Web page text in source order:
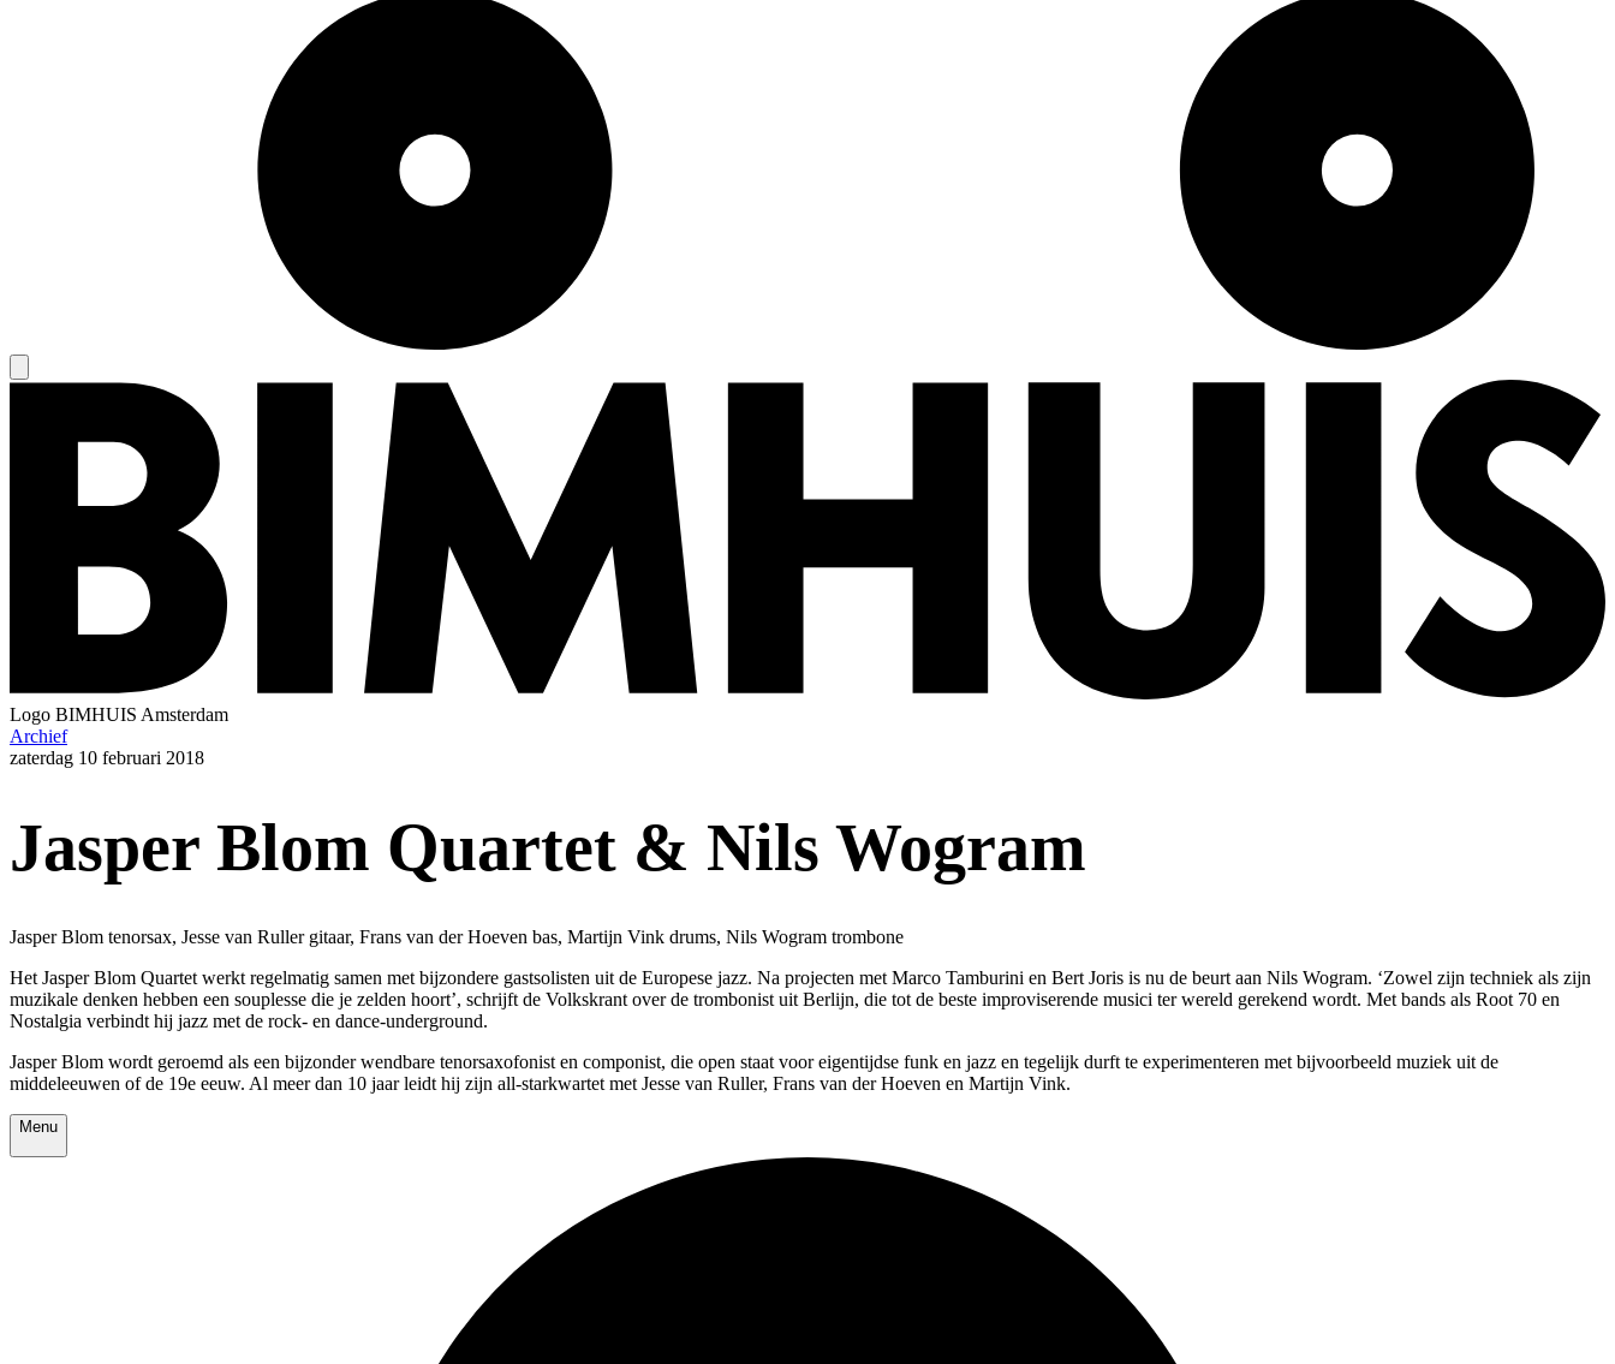
Logo BIMHUIS Amsterdam
Archief
zaterdag 10 februari 2018
Jasper Blom Quartet & Nils Wogram
Jasper Blom tenorsax, Jesse van Ruller gitaar, Frans van der Hoeven bas, Martijn Vink drums, Nils Wogram trombone
Het Jasper Blom Quartet werkt regelmatig samen met bijzondere gastsolisten uit de Europese jazz. Na projecten met Marco Tamburini en Bert Joris is nu de beurt aan Nils Wogram. ‘Zowel zijn techniek als zijn
muzikale denken hebben een souplesse die je zelden hoort’, schrijft de Volkskrant over de trombonist uit Berlijn, die tot de beste improviserende musici ter wereld gerekend wordt. Met bands als Root 70 en
Nostalgia verbindt hij jazz met de rock- en dance-underground.
Jasper Blom wordt geroemd als een bijzonder wendbare tenorsaxofonist en componist, die open staat voor eigentijdse funk en jazz en tegelijk durft te experimenteren met bijvoorbeeld muziek uit de
middeleeuwen of de 19e eeuw. Al meer dan 10 jaar leidt hij zijn all-starkwartet met Jesse van Ruller, Frans van der Hoeven en Martijn Vink.
Menu